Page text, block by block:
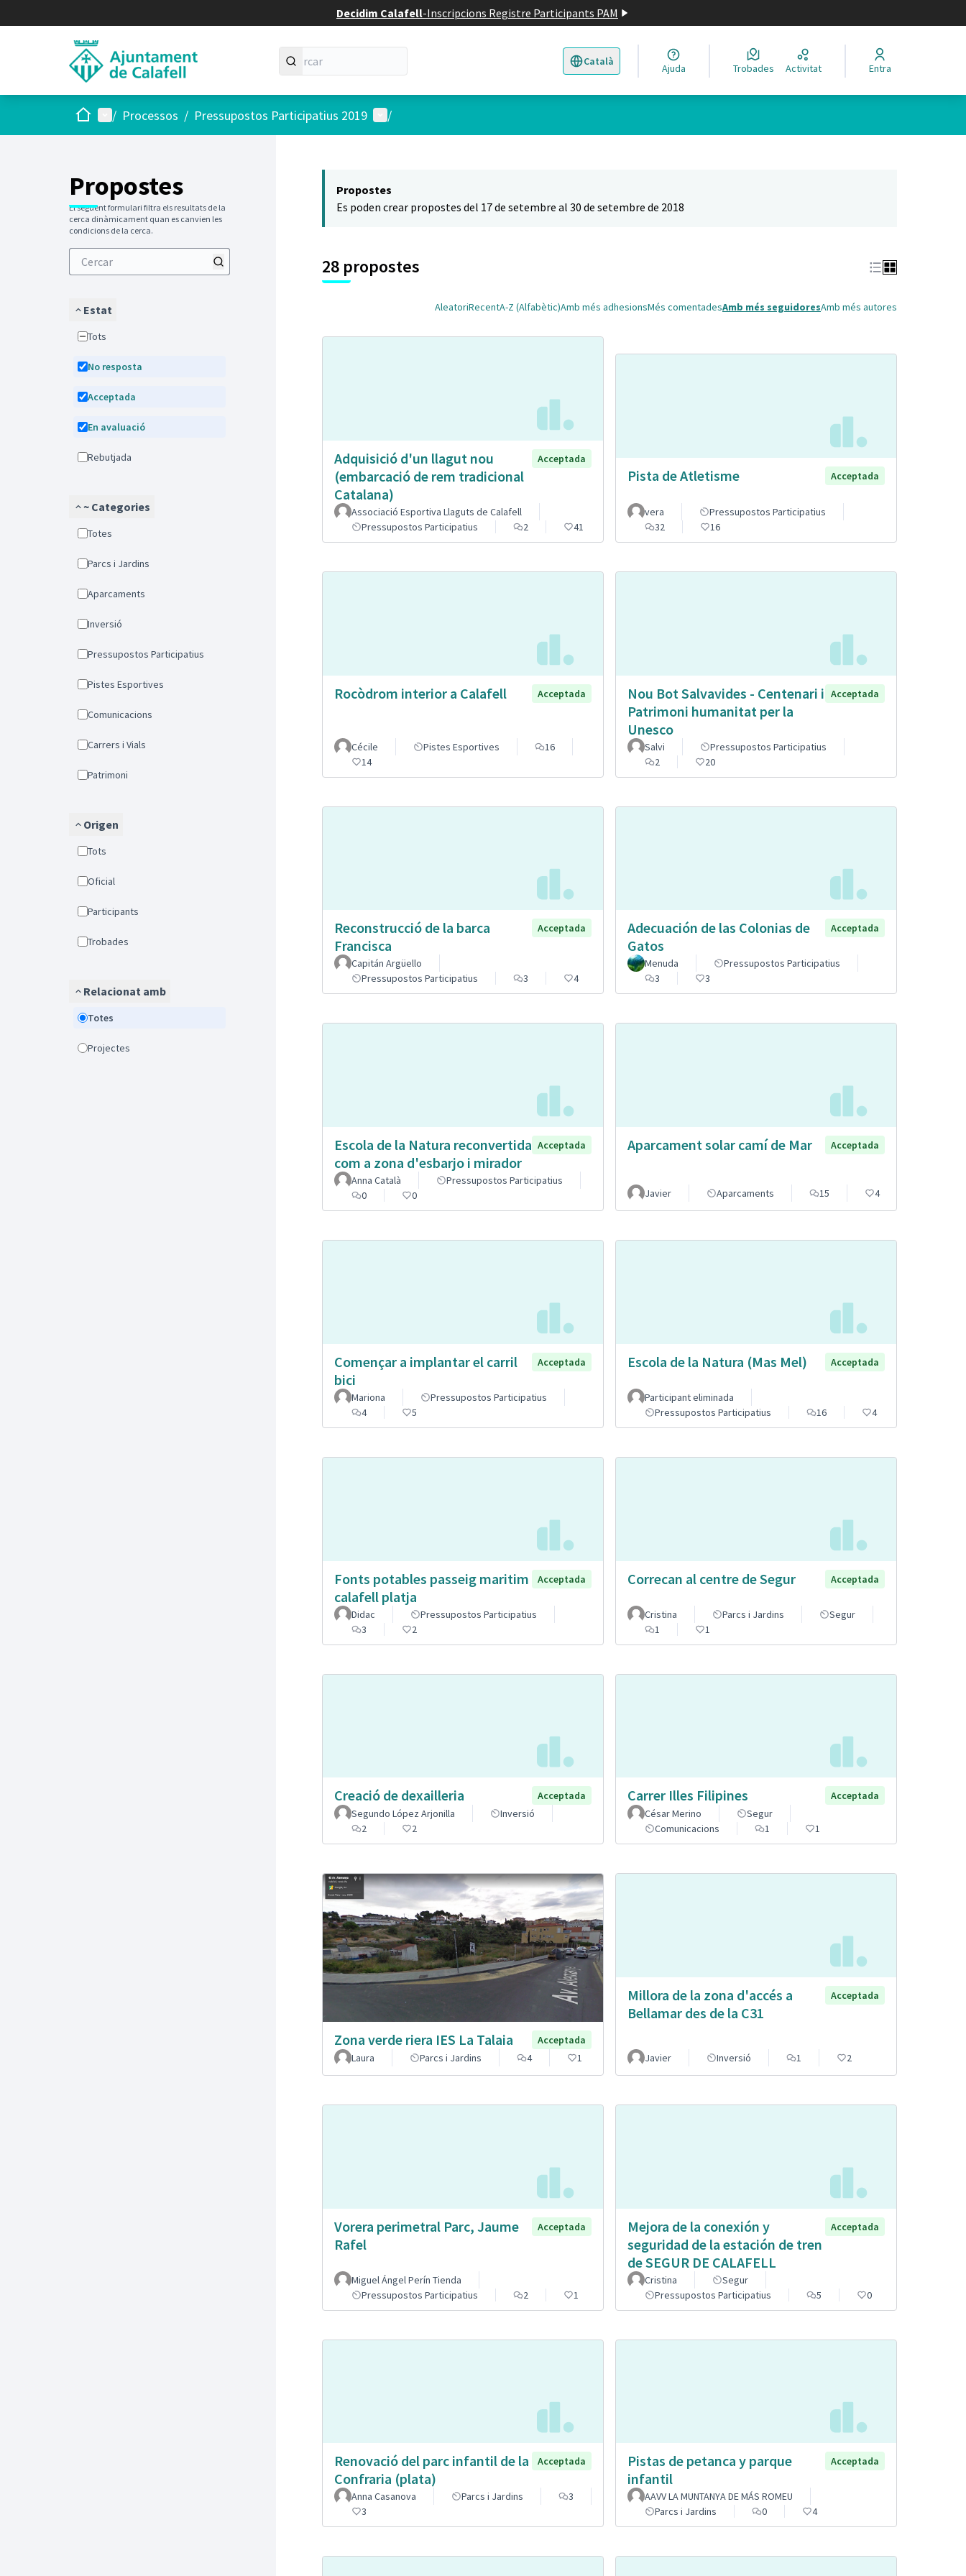
Decidim Calafell-Inscripcions Registre Participants PAM
Català
Triar la llengua Elegir el idioma
Ajuda Trobades Activitat Entra
Inici Menú principal
/ Processos / Pressupostos Participatius 2019 Menú d'usuari
/
Propostes
El següent formulari filtra els resultats de la
cerca dinàmicament quan es canvien les
condicions de la cerca.
Estat
Tots
No resposta
Acceptada
En avaluació
Rebutjada
~ Categories
Totes
Parcs i Jardins
Aparcaments
Inversió
Pressupostos Participatius
Pistes Esportives
Comunicacions
Carrers i Vials
Patrimoni
Origen
Tots
Oficial
Participants
Trobades
Relacionat amb
Totes
Projectes
Propostes
Es poden crear propostes del 17 de setembre al 30 de setembre de 2018
28 propostes
AleatoriRecentA-Z (Alfabètic)Amb més adhesionsMés comentadesAmb més seguidoresAmb més autores
Adquisició d'un llagut nou
(embarcació de rem tradicional
Catalana)
Acceptada
Associació Esportiva Llaguts de Calafell
Pressupostos Participatius
2 41
Pista de Atletisme Acceptada
vera
Pressupostos Participatius
32
16
Rocòdrom interior a Calafell Acceptada
Cécile Pistes Esportives
16
14
Nou Bot Salvavides - Centenari i
Patrimoni humanitat per la
Unesco
Acceptada
Salvi
Pressupostos Participatius
2
20
Reconstrucció de la barca
Francisca
Acceptada
Capitán Argüello
Pressupostos Participatius
3 4
Adecuación de las Colonias de
Gatos
Acceptada
Menuda
Pressupostos Participatius
3
3
Escola de la Natura reconvertida
com a zona d'esbarjo i mirador
Acceptada
Anna Català
Pressupostos Participatius
0
0
Aparcament solar camí de Mar Acceptada
Javier Aparcaments 15 4
Començar a implantar el carril
bici
Acceptada
Mariona
Pressupostos Participatius
4
5
Escola de la Natura (Mas Mel) Acceptada
Participant eliminada
Pressupostos Participatius
16 4
Fonts potables passeig maritim
calafell platja
Acceptada
Didac
Pressupostos Participatius
3
2
Correcan al centre de Segur Acceptada
Cristina Parcs i Jardins
Segur
1
1
Creació de dexailleria
Acceptada
Segundo López Arjonilla
Inversió
2
2
Carrer Illes Filipines
Acceptada
César Merino
Segur
Comunicacions
1 1
Zona verde riera IES La Talaia
Acceptada
Laura
Parcs i Jardins 4 1
Millora de la zona d'accés a
Bellamar des de la C31
Acceptada
Javier Inversió 1 2
Vorera perimetral Parc, Jaume
Rafel
Acceptada
Miguel Ángel Perín Tienda
Pressupostos Participatius
2 1
Mejora de la conexión y
seguridad de la estación de tren
de SEGUR DE CALAFELL
Acceptada
Cristina
Segur
Pressupostos Participatius
5 0
Renovació del parc infantil de la
Confraria (plata)
Acceptada
Anna Casanova Parcs i Jardins
3
3
Pistas de petanca y parque
infantil
Acceptada
AAVV LA MUNTANYA DE MÁS ROMEU
Parcs i Jardins
0 4